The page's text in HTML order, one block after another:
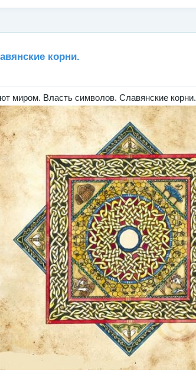
корни.
миром. Власть символов. Славянские корни.